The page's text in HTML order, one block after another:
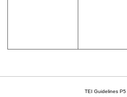
TEI Guidelines P5